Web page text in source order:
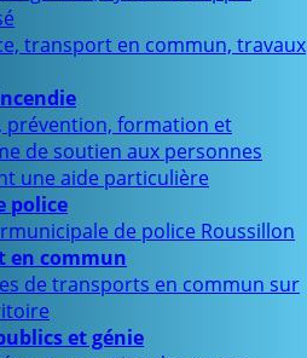
transport en commun, travaux
prévention, formation et
de soutien aux personnes
une aide particulière
police
de police Roussillon
en commun
de transports en commun sur
et génie